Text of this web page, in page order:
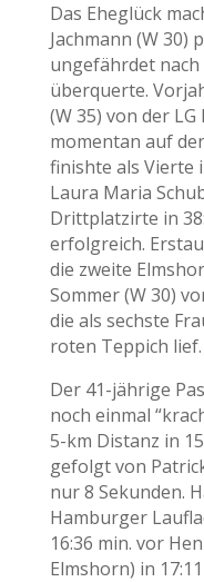
Das Eheglück
Jachmann (W 30)
ungefährdet nach
überquerte.
(W 35) von der
momentan auf
finishte als Vierte
Laura Maria
Drittplatzirte in
erfolgreich.
die zweite
Sommer (W 30)
die als sechste
roten Teppich lief.
Der 41-jährige
noch einmal
5-km Distanz in
gefolgt von
nur 8 Sekunden.
Hamburger
16:36 min. vor
Elmshorn) in